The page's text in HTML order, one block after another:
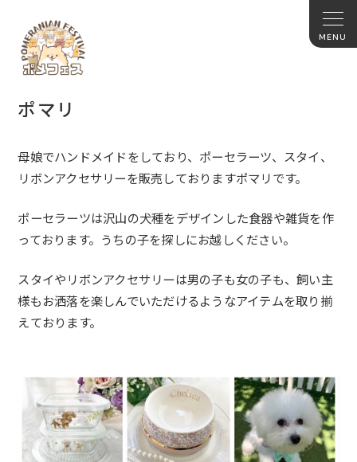
ポマリ
母娘でハンドメイドをしており、ポーセラーツ、スタイ、
リボンアクセサリーを販売しておりますポマリです。
ポーセラーツは沢山の犬種をデザインした食器や雑貨を作
っており ます。うちの子を探しにお越しください。
スタイやリボンアクセサリーは男の子も女の子も、飼い主
様もお洒落を楽しんでいただけるようなアイテムを取り揃
えております。